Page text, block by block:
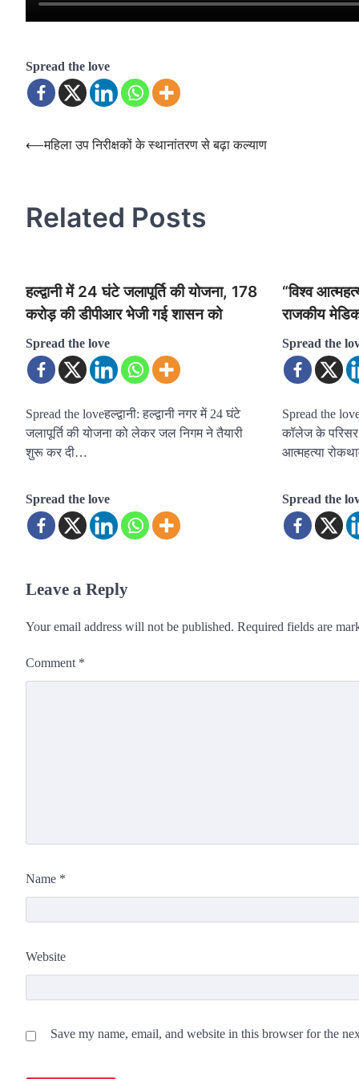
Spread the love
Post
⟵महिला उप निरीक्षकों के स्थानांतरण से बढ़ा कल्याण
Related Posts
हल्द्वानी में 24 घंटे जलापूर्ति की योजना, 178
करोड़ की डीपीआर भेजी गई शासन को
Spread the love
Spread the loveहल्द्वानी: हल्द्वानी नगर में 24 घंटे
जलापूर्ति की योजना को लेकर जल निगम ने तैयारी
शुरू कर दी…
Spread the love
“विश्व
राजकीय
Spread the
Spread the
कॉलेज के परिसर
आत्महत्या
Spread the
Leave a Reply
Your email address will not be published. Required fields are
Comment *
Name *
Website
Save my name, email, and website in this browser for the